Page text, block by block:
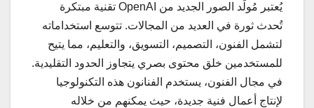
يُعتبر مُولِّد الصور الجديد من OpenAI تقنية مبتكرة
تُحدث ثورة في العديد من المجالات. تتوسع استخداماته
لتشمل الفنون، التصميم، التسويق، والتعليم، مما يتيح
للمستخدمين خلق محتوى بصري يتجاوز الحدود التقليدية.
في مجال الفنون، يستخدم الفنانون هذه التكنولوجيا
لإنتاج أعمال فنية جديدة، حيث يمكنهم من خلاله